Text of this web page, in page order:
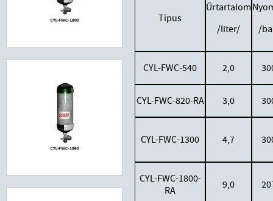
Típus
Űrtartalom
/liter/
/
CYL-FWC-540 2,0
CYL-FWC-820-RA 3,0
CYL-FWC-1300 4,7
CYL-FWC-1800-
RA
9,0